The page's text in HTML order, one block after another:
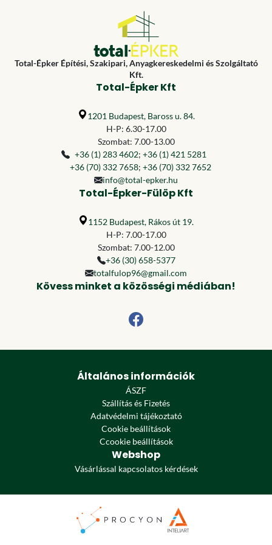
Total-Épker Építési, Szakipari, Anyagkereskedelmi és Szolgáltató
Kft.
Total-Épker Kft
1201 Budapest, Baross u. 84.
H-P: 6.30-17.00
Szombat: 7.00-13.00
+36 (1) 283 4602; +36 (1) 421 5281
+36 (70) 332 7658; +36 (70) 332 7652
info@total-epker.hu
Total-Épker-Fülöp Kft
1152 Budapest, Rákos út 19.
H-P: 7.00-17.00
Szombat: 7.00-12.00
+36 (30) 658-5377
totalfulop96@gmail.com
Kövess minket a közösségi médiában!
Általános információk
ÁSZF
Szállítás és Fizetés
Adatvédelmi tájékoztató
Cookie beállítások
Ccookie beállítások
Webshop
Vásárlással kapcsolatos kérdések